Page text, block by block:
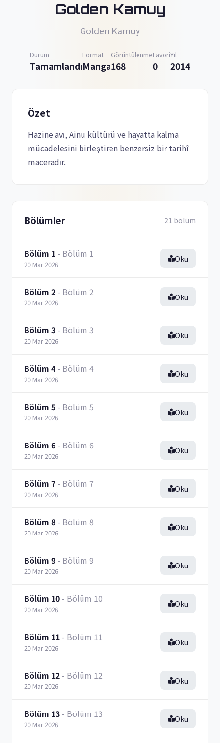
Golden Kamuy
Golden Kamuy
Durum
Tamamlandı
Format
Manga
Görüntülenme
168
Favori
0
Yıl
2014
Özet
Hazine avı, Ainu kültürü ve hayatta kalma
mücadelesini birleştiren benzersiz bir tarihî
maceradır.
Bölümler 21 bölüm
Bölüm 1 - Bölüm 1
20 Mar 2026
Oku
Bölüm 2 - Bölüm 2
20 Mar 2026
Oku
Bölüm 3 - Bölüm 3
20 Mar 2026
Oku
Bölüm 4 - Bölüm 4
20 Mar 2026
Oku
Bölüm 5 - Bölüm 5
20 Mar 2026
Oku
Bölüm 6 - Bölüm 6
20 Mar 2026
Oku
Bölüm 7 - Bölüm 7
20 Mar 2026
Oku
Bölüm 8 - Bölüm 8
20 Mar 2026
Oku
Bölüm 9 - Bölüm 9
20 Mar 2026
Oku
Bölüm 10 - Bölüm 10
20 Mar 2026
Oku
Bölüm 11 - Bölüm 11
20 Mar 2026
Oku
Bölüm 12 - Bölüm 12
20 Mar 2026
Oku
Bölüm 13 - Bölüm 13
20 Mar 2026
Oku